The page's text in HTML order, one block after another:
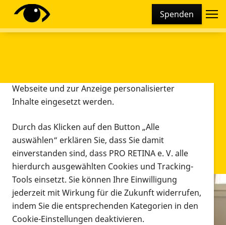
Spenden
Infomaterial
Infomaterial
Diese Webseite setzt verschiedene Cookies und
Tracking-Tools ein. Dies beinhaltet Cookies und
Webseite und zur Anzeige personalisierter
Inhalte eingesetzt werden.
Durch das Klicken auf den Button „Alle
auswählen“ erklären Sie, dass Sie damit
einverstanden sind, dass PRO RETINA e. V. alle
hierdurch ausgewählten Cookies und Tracking-
Tools einsetzt. Sie können Ihre Einwilligung
jederzeit mit Wirkung für die Zukunft widerrufen,
indem Sie die entsprechenden Kategorien in den
Cookie-Einstellungen deaktivieren.